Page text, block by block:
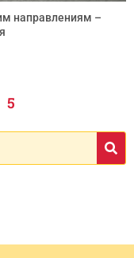
направлениям –
5